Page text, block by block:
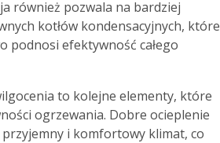
również pozwala na bardziej
kotłów kondensacyjnych, które
podnosi efektywność całego
to kolejne elementy, które
ogrzewania. Dobre ocieplenie
i komfortowy klimat, co